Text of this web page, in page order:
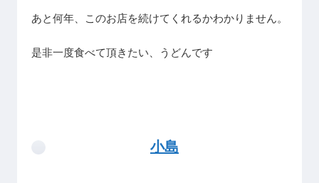
あと何年、このお店を続けてくれるかわかりません。
是非一度食べて頂きたい、うどんです
小島